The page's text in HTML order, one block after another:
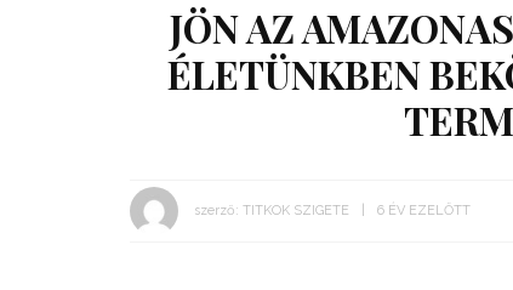
JÖN AZ
ÉLETÜNKBEN
szerző: TITKOK SZIGETE 6 ÉV EZELŐTT